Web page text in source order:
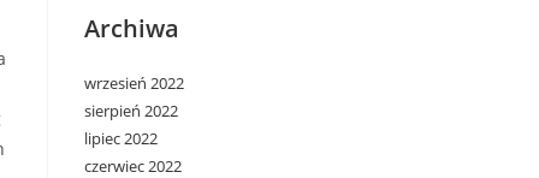
Archiwa
wrzesień 2022
sierpień 2022
lipiec 2022
czerwiec 2022